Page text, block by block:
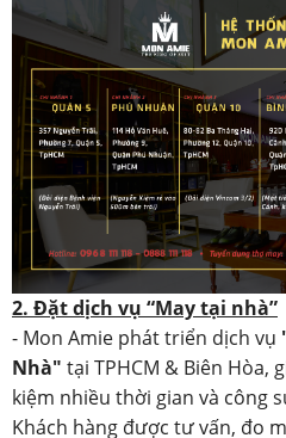
2. Đặt dịch vụ “May tại nhà”
- Mon Amie phát triển dịch vụ
Nhà" tại TPHCM & Biên Hòa,
kiệm nhiều thời gian và công
Khách hàng được tư vấn, đo